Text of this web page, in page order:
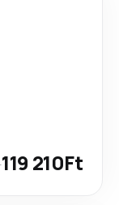
119 210Ft